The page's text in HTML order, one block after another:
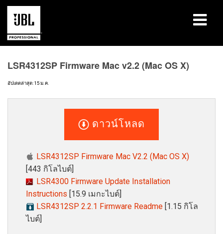
กรณีศึกษา
เกี่ยวกับ
ที่ซื้อและเชื่อมต่อ
การสนับสนุน
LSR4312SP Firmware Mac v2.2 (Mac OS X)
อัปเดตล่าสุด: 15 ม.ค.
ดาวน์โหลด
LSR4312SP Firmware Mac V2.2 (Mac OS X)
[443 กิโลไบต์]
LSR4300 Firmware Update Installation
Instructions [15.9 เมกะไบต์]
LSR4312SP 2.2.1 Firmware Readme [1.15 กิโล
ไบต์]